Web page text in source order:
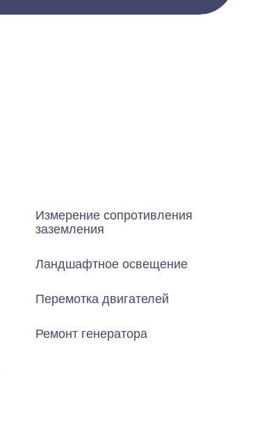
Измерение сопротивления
заземления
Ландшафтное освещение
Перемотка двигателей
Ремонт генератора